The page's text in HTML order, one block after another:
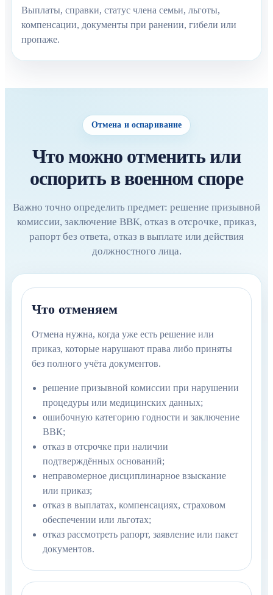
Выплаты, справки, статус члена семьи, льготы,
компенсации, документы при ранении, гибели или
пропаже.
Отмена и оспаривание
Что можно отменить или
оспорить в военном споре
Важно точно определить предмет: решение призывной
комиссии, заключение ВВК, отказ в отсрочке, приказ,
рапорт без ответа, отказ в выплате или действия
должностного лица.
Что отменяем
Отмена нужна, когда уже есть решение или
приказ, которые нарушают права либо приняты
без полного учёта документов.
решение призывной комиссии при нарушении
процедуры или медицинских данных;
ошибочную категорию годности и заключение
ВВК;
отказ в отсрочке при наличии
подтверждённых оснований;
неправомерное дисциплинарное взыскание
или приказ;
отказ в выплатах, компенсациях, страховом
обеспечении или льготах;
отказ рассмотреть рапорт, заявление или пакет
документов.